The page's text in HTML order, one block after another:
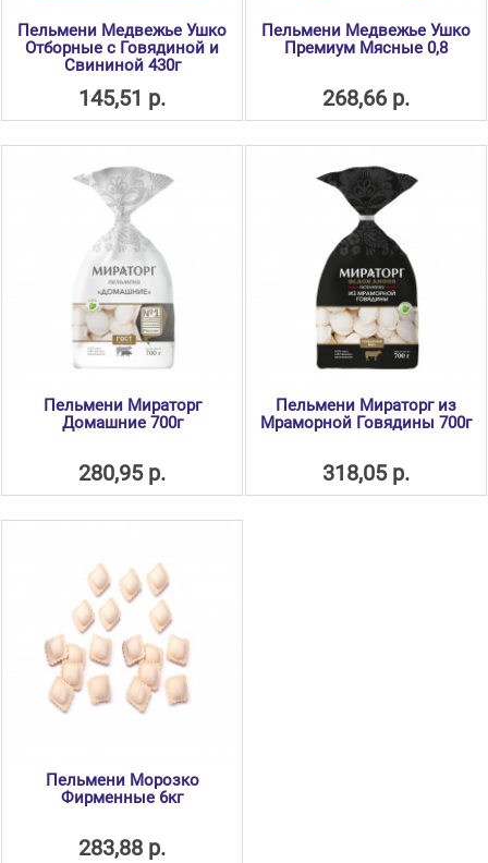
Пельмени Медвежье Ушко
Отборные с Говядиной и
Свининой 430г
145,51 р.
Пельмени Медвежье Ушко
Премиум Мясные 0,8
268,66 р.
Пельмени Мираторг
Домашние 700г
280,95 р.
Пельмени Мираторг из
Мраморной Говядины 700г
318,05 р.
Пельмени Морозко
Фирменные 6кг
283,88 р.